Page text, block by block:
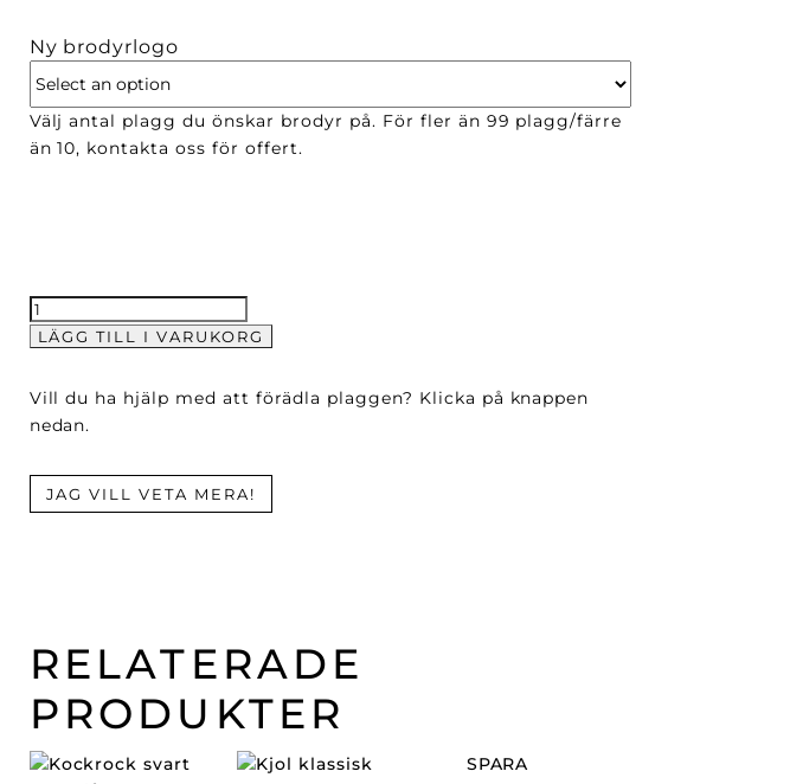
Ny brodyrlogo
Välj antal plagg du önskar brodyr på. För fler än 99 plagg/färre
än 10, kontakta oss för offert.
25mm
Hängsle
LÄGG TILL I VARUKORG
Vill du ha hjälp med att förädla plaggen? Klicka på knappen
nedan.
JAG VILL VETA MERA!
RELATERADE
PRODUKTER
SPARA